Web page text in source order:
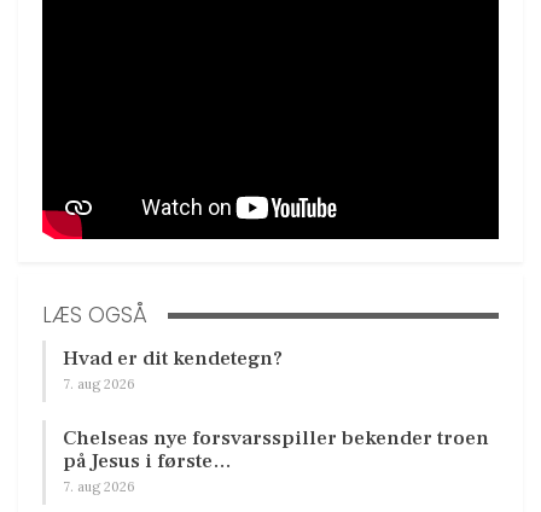
LÆS OGSÅ
Hvad er dit kendetegn?
7. aug 2026
Chelseas nye forsvarsspiller bekender troen
på Jesus i første…
7. aug 2026